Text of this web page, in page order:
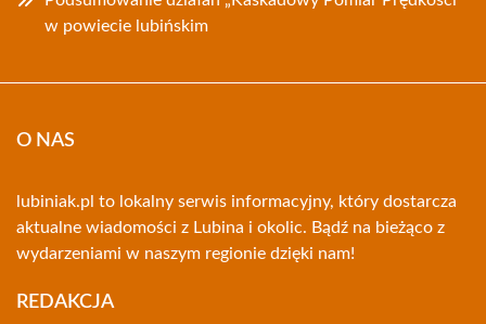
w powiecie lubińskim
O NAS
lubiniak.pl to lokalny serwis informacyjny, który dostarcza
aktualne wiadomości z Lubina i okolic. Bądź na bieżąco z
wydarzeniami w naszym regionie dzięki nam!
REDAKCJA